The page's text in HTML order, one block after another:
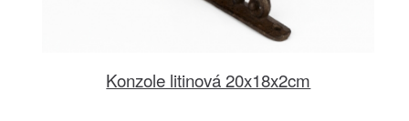
Konzole litinová 20x18x2cm